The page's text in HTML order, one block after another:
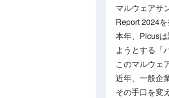
マルウェアサ
Report 2024を
本年、Picus
ようとする「
このマルウェ
近年、一般企
その手口を変